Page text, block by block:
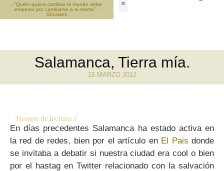
- "Quién quiera cambiar el mundo debe
empezar por cambiarse a si mismo" -
Sócrates
Salamanca, Tierra mía.
15 MARZO 2012
Tiempo de lectura 3'
En días precedentes Salamanca ha estado activa en
la red de redes, bien por el artículo en El Pais donde
se invitaba a debatir si nuestra ciudad era cool o bien
por el hastag en Twitter relacionado con la salvación